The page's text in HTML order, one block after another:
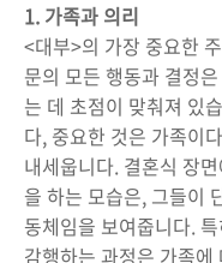
1. 가족과 의리
<대부>의 가장 중요한
문의 모든 행동과 결정
는 데 초점이 맞춰져 있
다, 중요한 것은 가족이
내세웁니다. 결혼식 장
을 하는 모습은, 그들이
동체임을 보여줍니다.
감행하는 과정은 가족